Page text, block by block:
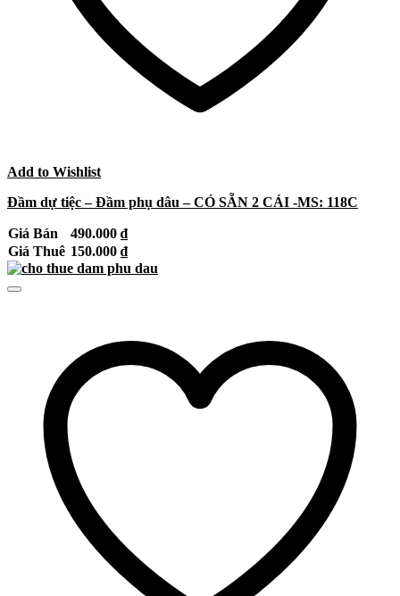
Add to Wishlist
Đầm dự tiệc – Đầm phụ dâu – CÓ SẴN 2 CÁI -MS: 118C
Giá Bán 490.000 ₫
Giá Thuê 150.000 ₫